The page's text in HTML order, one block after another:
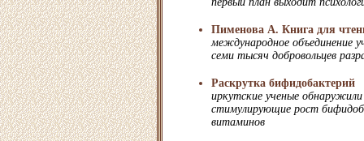
Пименова А. Книга для
международное объединение
семи тысяч добровольцев
Раскрутка бифидобактерий
иркутские ученые
стимулирующие рост
витаминов